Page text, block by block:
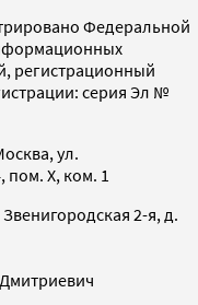
Федеральной
регистрационный
серия Эл №
ул.
пом. X, ком. 1
2-я, д.